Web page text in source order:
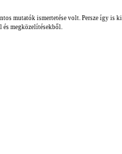
mutatók ismertetése volt. Persze így is
és megközelítésekből.